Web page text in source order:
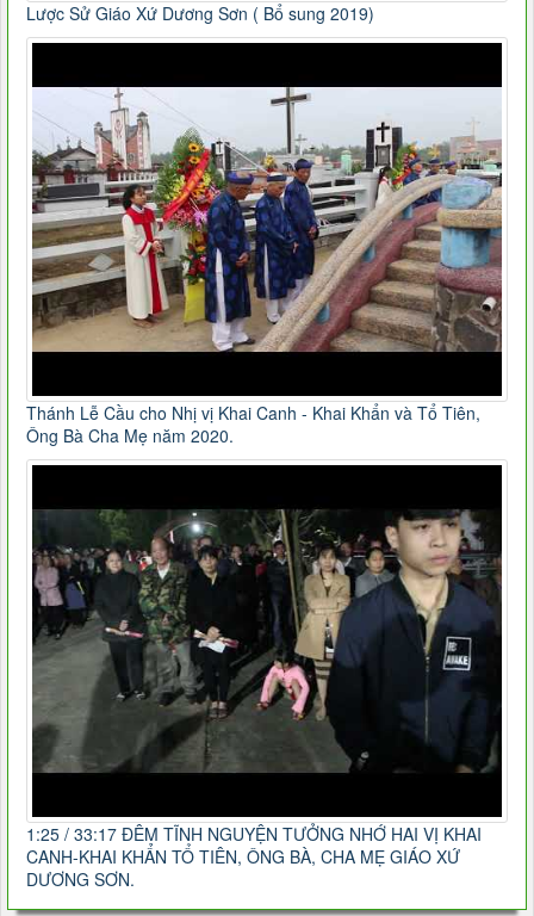
Lược Sử Giáo Xứ Dương Sơn ( Bổ sung 2019)
Thánh Lễ Cầu cho Nhị vị Khai Canh - Khai Khẩn và Tổ Tiên,
Ông Bà Cha Mẹ năm 2020.
1:25 / 33:17 ĐÊM TĨNH NGUYỆN TƯỞNG NHỚ HAI VỊ KHAI
CANH-KHAI KHẨN TỔ TIÊN, ÔNG BÀ, CHA MẸ GIÁO XỨ
DƯƠNG SƠN.